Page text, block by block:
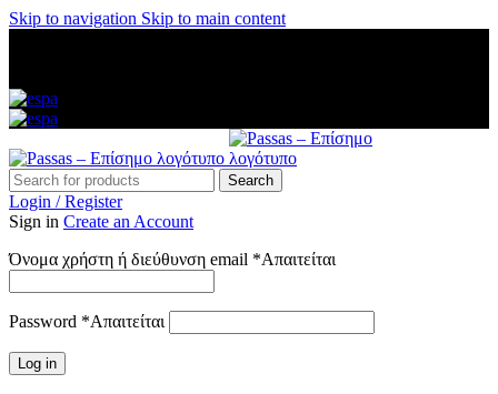
Skip to navigation Skip to main content
Search
Login / Register
Sign in Create an Account
Όνομα χρήστη ή διεύθυνση email *Απαιτείται
Password *Απαιτείται
Log in